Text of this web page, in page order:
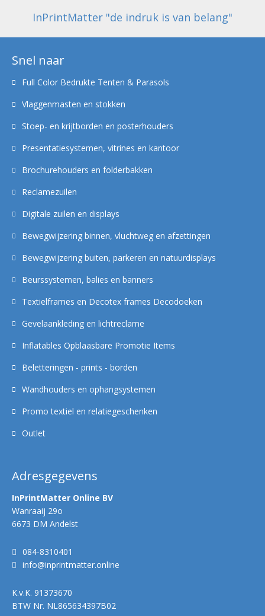
InPrintMatter "de indruk is van belang"
Adresgegevens
InPrintMatter Online BV
Wanraaij 29o
6673 DM Andelst
084-8310401
info@inprintmatter.online
K.v.K. 91373670
BTW Nr. NL865634397B02
Snel naar
Full Color Bedrukte Tenten & Parasols
Vlaggenmasten en stokken
Stoep- en krijtborden en posterhouders
Presentatiesystemen, vitrines en kantoor
Brochurehouders en folderbakken
Reclamezuilen
Digitale zuilen en displays
Bewegwijzering binnen, vluchtweg en afzettingen
Bewegwijzering buiten, parkeren en natuurdisplays
Beurssystemen, balies en banners
Textielframes en Decotex frames Decodoeken
Gevelaankleding en lichtreclame
Inflatables Opblaasbare Promotie Items
Beletteringen - prints - borden
Wandhouders en ophangsystemen
Promo textiel en relatiegeschenken
Outlet